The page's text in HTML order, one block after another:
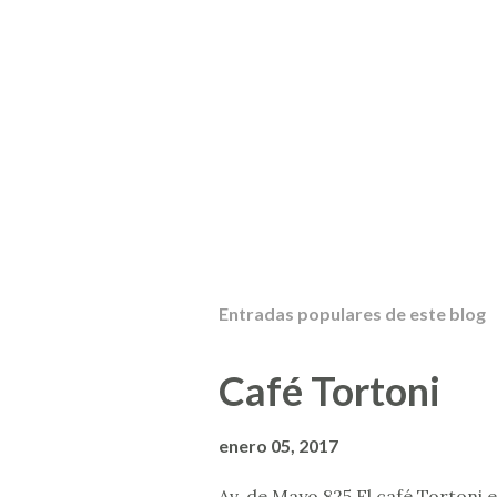
i
r
n
o
Entradas populares de este blog
Café Tortoni
enero 05, 2017